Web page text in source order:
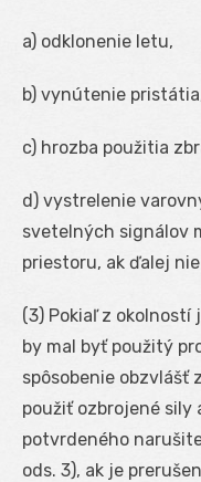
a) odklonenie letu,
b) vynútenie
c) hrozba použitia
d) vystrelenie
svetelných signálov
priestoru, ak ďalej
(3) Pokiaľ z
by mal byť použitý
spôsobenie obzvlášť
použiť ozbrojené sily
potvrdeného
ods. 3), ak je